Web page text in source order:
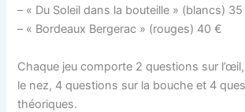
– « Du Soleil dans la bouteille » (blancs)
– « Bordeaux Bergerac » (rouges) 40 €
Chaque jeu comporte 2 questions sur
le nez, 4 questions sur la bouche et 4
théoriques.